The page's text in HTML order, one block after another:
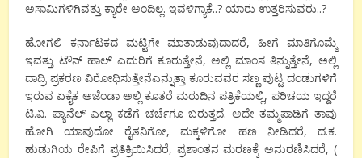
ಅಸಾಮಿಗಳಿಗಿವತ್ತು ಕ್ಯಾರೇ ಅಂದಿಲ್ಲ. ಇವಳಿಗ್ಯಾಕೆ..? ಯಾರು ಉತ್ತರಿಸುವರು..?
ಹೋಗಲಿ ಕರ್ನಾಟಕದ ಮಟ್ಟಿಗೇ ಮಾತಾಡುವುದಾದರೆ, ಹೀಗೆ ಮಾತಿಗೊಮ್ಮೆ
ಇವತ್ತು ಟೌನ್ ಹಾಲ್ ಎದುರಿಗೆ ಕೂರುತ್ತೇನೆ, ಅಲ್ಲಿ ಮಾಂಸ ತಿನ್ನುತ್ತೇನೆ, ಅಲ್ಲಿ
ದಾದ್ರಿ ಪ್ರಕರಣ ವಿರೋಧಿಸುತ್ತೇನೆಎನ್ನುತ್ತಾ ಕೂರುವವರ ಸಣ್ಣ ಪುಟ್ಟ ದಂಡುಗಳಿಗೆ
ಇರುವ ಏಕೈಕ ಅಜೆಂಡಾ ಅಲ್ಲಿ ಕೂತರೆ ಮರುದಿನ ಪತ್ರಿಕೆಯಲ್ಲಿ, ಪರಿಚಯ ಇದ್ದರೆ
ಟಿ.ವಿ. ಪ್ಯಾನೆಲ್ ಎಲ್ಲಾ ಕಡೆಗೆ ಚರ್ಚೆಗೂ ಬರುತ್ತದೆ. ಅದೇ ತಮ್ಮಪಾಡಿಗೆ ತಾವು
ಹೋಗಿ ಯಾವುದೋ ರೈತನಿಗೋ, ಮಕ್ಕಳಿಗೋ ಹಣ ನೀಡಿದರೆ, ದ.ಕ.
ಹುಡುಗಿಯ ರೇಪಿಗೆ ಪ್ರತಿಕ್ರಿಯಿಸಿದರೆ, ಪ್ರಶಾಂತನ ಮರಣಕ್ಕೆ ಅನುರಣಿಸಿದರೆ, (